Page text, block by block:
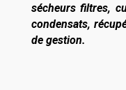
sécheurs filtres,
condensats,
de gestion.